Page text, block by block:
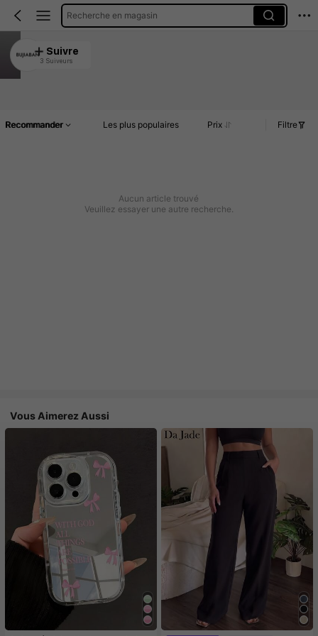
Recherche en magasin
BUJIABAN
4.86
Suivre
3 Suiveurs
Recommander Les plus populaires Prix Filtre
Aucun article trouvé
Veuillez essayer une autre recherche.
Vous Aimerez Aussi